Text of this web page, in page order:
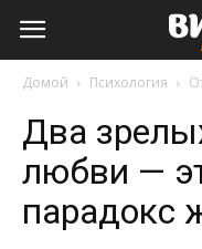
Виолайф
Домой Психология
Два
любви —
парадокс